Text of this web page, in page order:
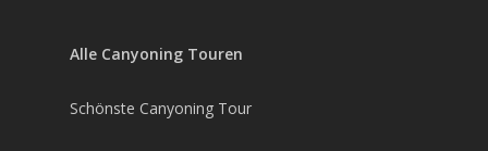
Alle Canyoning Touren
Schönste Canyoning Tour